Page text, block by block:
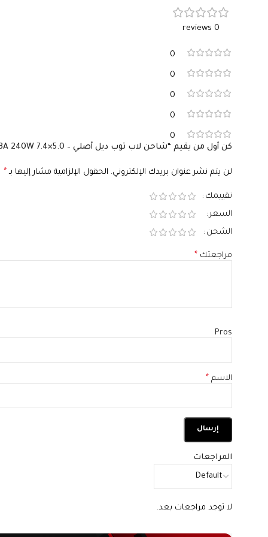
السوكيت
0 reviews
0
0
0
0
0
المراجعات
لا توجد مراجعات بعد.
كن أول من يقيم “شاحن لاب توب ديل أصلي – Original Dell Charger 19.5V 12.3A 240W 7.4×5.0 – رقم القطعة HA240PM190”
لن يتم نشر عنوان بريدك الإلكتروني. الحقول الإلزامية مشار إليها بـ *
تقييمك
السعر
الشحن
مراجعتك *
Pros
الاسم *